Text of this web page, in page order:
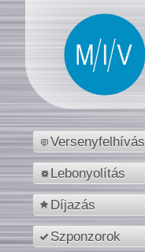
Versenyfelhívás
Lebonyolítás
Díjazás
Szponzorok